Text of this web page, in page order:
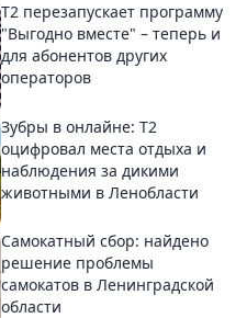
Т2 перезапускает программу
"Выгодно вместе" – теперь и
для абонентов других
операторов
Зубры в онлайне: Т2
оцифровал места отдыха и
наблюдения за дикими
животными в Ленобласти
Самокатный сбор: найдено
решение проблемы
самокатов в Ленинградской
области